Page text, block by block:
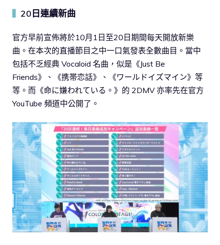
20日連續新曲
官方早前宣佈將於10月1日至20日期間每天開放新樂
曲。在本次的直播節目之中一口氣發表全數曲目。當中
包括不乏經典 Vocaloid 名曲，似是《Just Be
Friends》、《携帯恋話》、《ワールドイズマイン》等
等。而《命に嫌われている。》的 2DMV 亦率先在官方
YouTube 頻道中公開了。